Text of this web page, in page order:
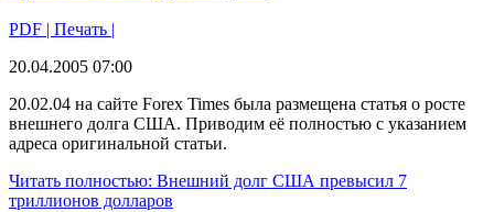
PDF | Печать |
20.04.2005 07:00
20.02.04 на сайте Forex Times была размещена статья о росте
внешнего долга США. Приводим её полностью с указанием
адреса оригинальной статьи.
Читать полностью: Внешний долг США превысил 7
триллионов долларов